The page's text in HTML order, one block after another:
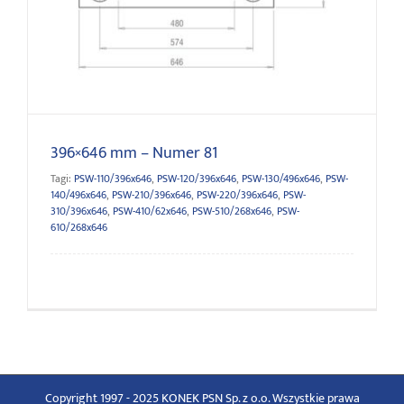
396×646 mm – Numer 81
Tagi: PSW-110/396x646, PSW-120/396x646, PSW-130/496x646, PSW-
140/496x646, PSW-210/396x646, PSW-220/396x646, PSW-
310/396x646, PSW-410/62x646, PSW-510/268x646, PSW-
610/268x646
Copyright 1997 - 2025 KONEK PSN Sp. z o.o. Wszystkie prawa